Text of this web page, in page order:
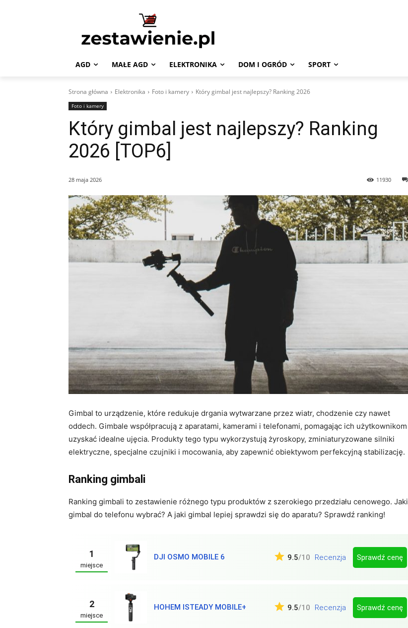
AGD MAŁE AGD ELEKTRONIKA DOM I OGRÓD SPORT
Strona główna Elektronika Foto i kamery Który gimbal jest najlepszy? Ranking 2026
Foto i kamery
Który gimbal jest najlepszy? Ranking
2026 [TOP6]
28 maja 2026 11930
Gimbal to urządzenie, które redukuje drgania wytwarzane przez wiatr, chodzenie czy nawet
oddech. Gimbale współpracują z aparatami, kamerami i telefonami, pomagając ich użytkownikom
uzyskać idealne ujęcia. Produkty tego typu wykorzystują żyroskopy, zminiaturyzowane silniki
elektryczne, specjalne czujniki i mocowania, aby zapewnić obiektywom perfekcyjną stabilizację.
Ranking gimbali
Ranking gimbali to zestawienie różnego typu produktów z szerokiego przedziału cenowego. Jaki
gimbal do telefonu wybrać? A jaki gimbal lepiej sprawdzi się do aparatu? Sprawdź ranking!
1
miejsce
DJI OSMO MOBILE 6 9.5/10 Recenzja Sprawdź cenę
2
miejsce
HOHEM ISTEADY MOBILE+ 9.5/10 Recenzja Sprawdź cenę